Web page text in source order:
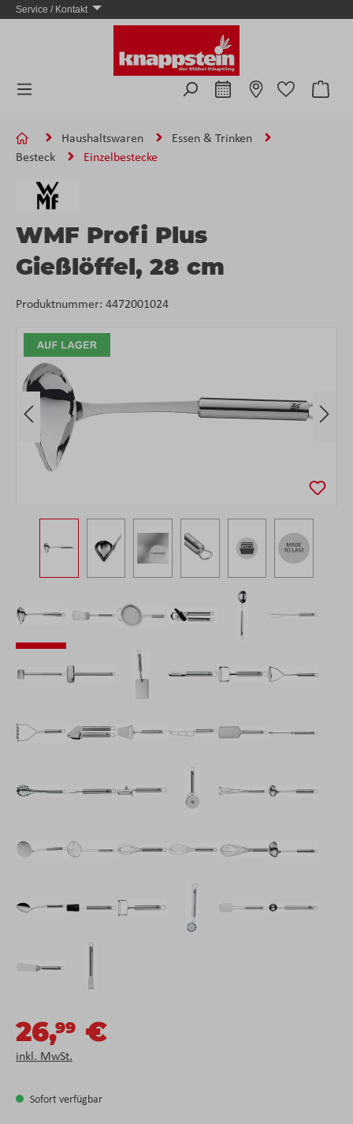
Zum Hauptinhalt springen
Service / Kontakt
Haushaltswaren
Essen & Trinken
Besteck
Einzelbestecke
Bildergalerie überspringen
WMF Profi Plus
Gießlöffel, 28 cm
Produktnummer: 4472001024
26,99 €
inkl. MwSt.
Sofort verfügbar